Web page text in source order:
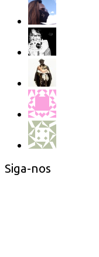
Siga-nos